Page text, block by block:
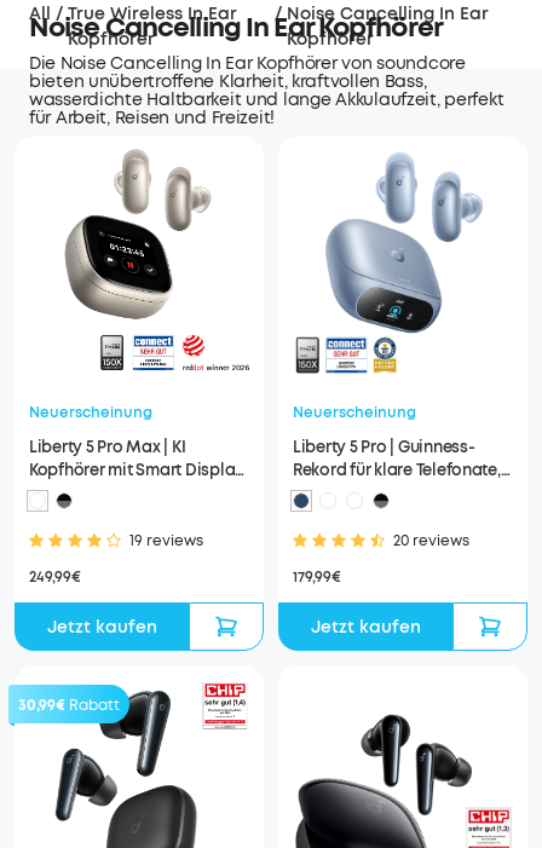
Noise Cancelling In Ear Kopfhörer
Die Noise Cancelling In Ear Kopfhörer von soundcore
bieten unübertroffene Klarheit, kraftvollen Bass,
wasserdichte Haltbarkeit und lange Akkulaufzeit, perfekt
für Arbeit, Reisen und Freizeit!
All / True Wireless In Ear
Kopfhörer
/ Noise Cancelling In Ear
Kopfhörer
Neuerscheinung
Liberty 5 Pro Max | KI
Kopfhörer mit Smart Display
& KI-Notizassistent
19 reviews
249,99€
Jetzt kaufen
Neuerscheinung
Liberty 5 Pro | Guinness-
Rekord für klare Telefonate,
360° ANC 4.0, Dolby Atmos
20 reviews
179,99€
Jetzt kaufen
30,99€ Rabatt